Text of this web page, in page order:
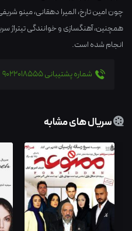
چونامین تارخ،المیرا دهقانی،مینو
همچنین، آهنگسازی و خوانندگی
انجام شده است.
شماره پشتیبانی 9022018555
سریال های مشابه